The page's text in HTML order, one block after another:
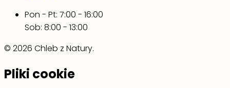
Pon - Pt: 7:00 - 16:00
Sob: 8:00 - 13:00
© 2026 Chleb z Natury.
Pliki cookie